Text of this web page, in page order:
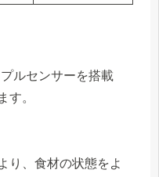
ルセンサーを搭載
す。
り、食材の状態をよ